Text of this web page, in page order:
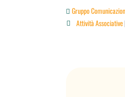
Gruppo
 Attività Associative